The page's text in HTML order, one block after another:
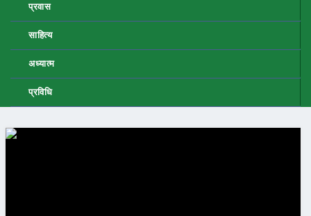
प्रवास
साहित्य
अध्यात्म
प्रविधि